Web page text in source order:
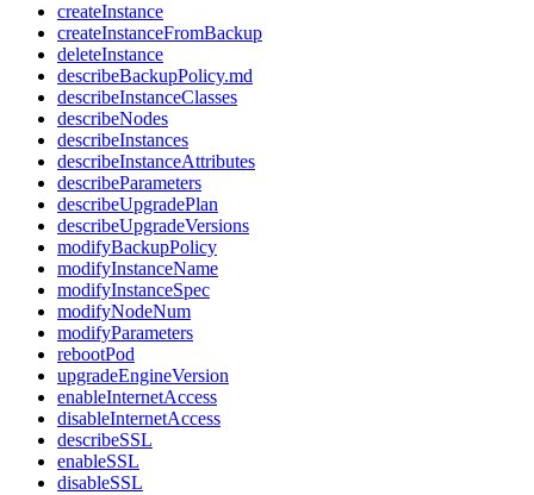
createInstance
createInstanceFromBackup
deleteInstance
describeBackupPolicy.md
describeInstanceClasses
describeNodes
describeInstances
describeInstanceAttributes
describeParameters
describeUpgradePlan
describeUpgradeVersions
modifyBackupPolicy
modifyInstanceName
modifyInstanceSpec
modifyNodeNum
modifyParameters
rebootPod
upgradeEngineVersion
enableInternetAccess
disableInternetAccess
describeSSL
enableSSL
disableSSL